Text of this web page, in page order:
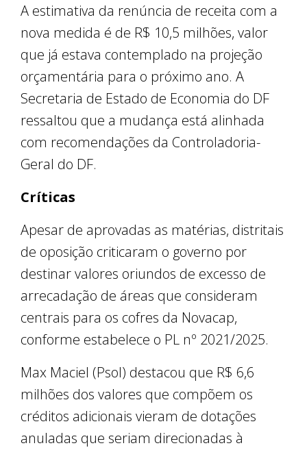
A estimativa da renúncia de receita com a
nova medida é de R$ 10,5 milhões, valor
que já estava contemplado na projeção
orçamentária para o próximo ano. A
Secretaria de Estado de Economia do DF
ressaltou que a mudança está alinhada
com recomendações da Controladoria-
Geral do DF.
Críticas
Apesar de aprovadas as matérias, distritais
de oposição criticaram o governo por
destinar valores oriundos de excesso de
arrecadação de áreas que consideram
centrais para os cofres da Novacap,
conforme estabelece o PL nº 2021/2025.
Max Maciel (Psol) destacou que R$ 6,6
milhões dos valores que compõem os
créditos adicionais vieram de dotações
anuladas que seriam direcionadas à